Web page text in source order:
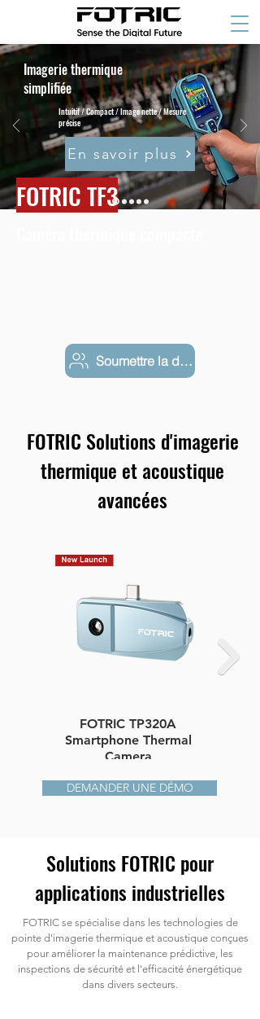
Imagerie thermique
simplifiée
Intuitif / Compact / Image nette / Mesure
précise
En savoir plus
FOTRIC TF3
Soumettre la demande
FOTRIC Solutions d'imagerie
thermique et acoustique
avancées
FOTRIC TP320A
Smartphone Thermal
Camera
DEMANDER UNE DÉMO
Solutions FOTRIC pour
applications industrielles
FOTRIC se spécialise dans les technologies de
pointe d'imagerie thermique et acoustique conçues
pour améliorer la maintenance prédictive, les
inspections de sécurité et l'efficacité énergétique
dans divers secteurs.